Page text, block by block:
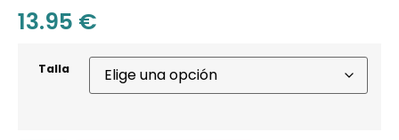
13.95 €
Talla